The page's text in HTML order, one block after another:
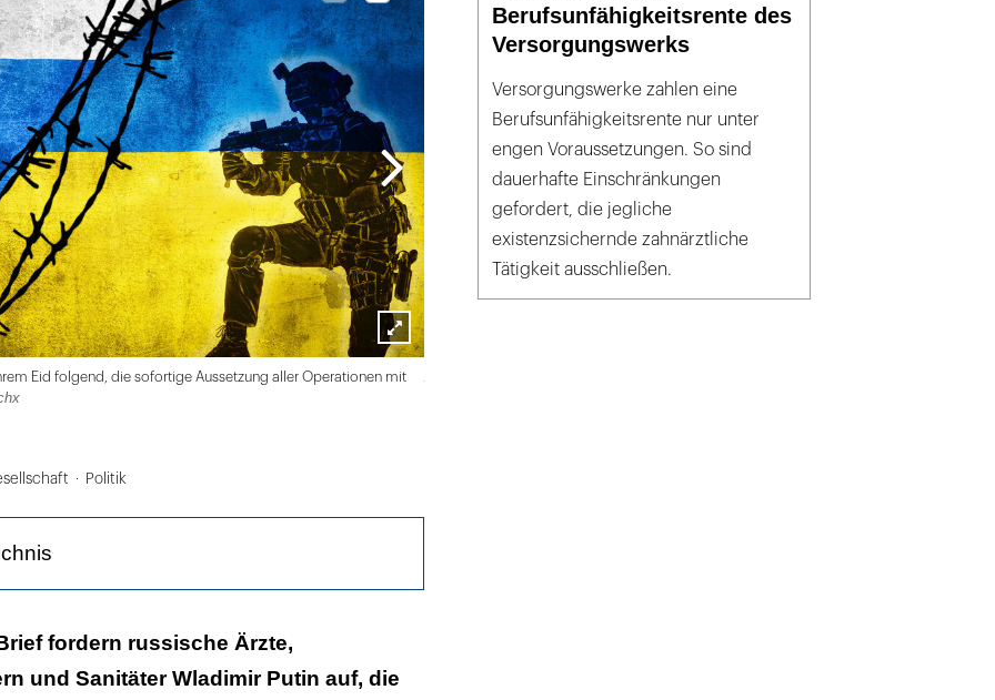
Lightbox
öffnen
Eid folgend, die sofortige Aussetzung aller Operationen mit
Politik
der Suche nach Schuldigen"
jeden tut jetzt weh!"
fordern russische Ärzte,
und Sanitäter Wladimir Putin auf, die
Berufsunfähigkeitsrente des
Versorgungswerks
Versorgungswerke zahlen eine
Berufsunfähigkeitsrente nur unter
engen Voraussetzungen. So sind
dauerhafte Einschränkungen
gefordert, die jegliche
existenzsichernde zahnärztliche
Tätigkeit ausschließen.